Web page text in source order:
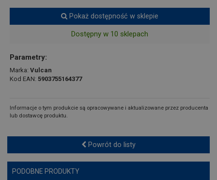
Pokaż dostępność w sklepie
Dostępny w 10 sklepach
Parametry:
Marka: Vulcan
Kod EAN: 5903755164377
Informacje o tym produkcie są opracowywane i aktualizowane przez producenta
lub dostawcę produktu.
Powrót do listy
PODOBNE PRODUKTY